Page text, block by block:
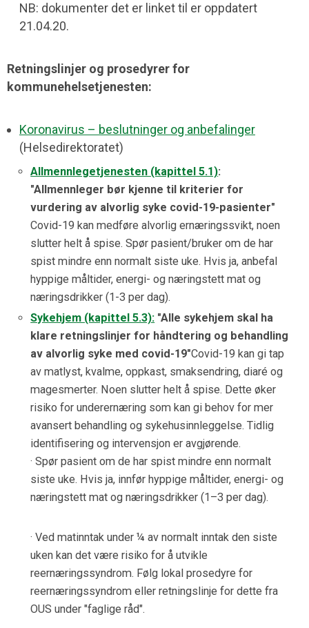
NB: dokumenter det er linket til er oppdatert
21.04.20.
Retningslinjer og prosedyrer for
kommunehelsetjenesten:
Koronavirus – beslutninger og anbefalinger
(Helsedirektoratet)
Allmennlegetjenesten (kapittel 5.1):
"Allmennleger bør kjenne til kriterier for
vurdering av alvorlig syke covid-19-pasienter"
Covid-19 kan medføre alvorlig ernæringssvikt, noen
slutter helt å spise. Spør pasient/bruker om de har
spist mindre enn normalt siste uke. Hvis ja, anbefal
hyppige måltider, energi- og næringstett mat og
næringsdrikker (1-3 per dag).
Sykehjem (kapittel 5.3): "Alle sykehjem skal ha
klare retningslinjer for håndtering og behandling
av alvorlig syke med covid-19"Covid-19 kan gi tap
av matlyst, kvalme, oppkast, smaksendring, diaré og
magesmerter. Noen slutter helt å spise. Dette øker
risiko for underernæring som kan gi behov for mer
avansert behandling og sykehusinnleggelse. Tidlig
identifisering og intervensjon er avgjørende.
· Spør pasient om de har spist mindre enn normalt
siste uke. Hvis ja, innfør hyppige måltider, energi- og
næringstett mat og næringsdrikker (1–3 per dag).
· Ved matinntak under ¼ av normalt inntak den siste
uken kan det være risiko for å utvikle
reernæringssyndrom. Følg lokal prosedyre for
reernæringssyndrom eller retningslinje for dette fra
OUS under "faglige råd".